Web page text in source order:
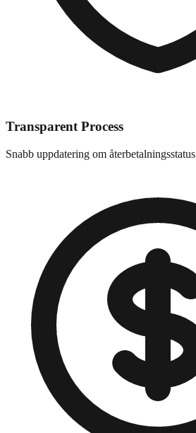
Transparent Process
Snabb uppdatering om återbetalningsstatus